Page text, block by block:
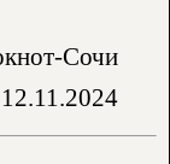
Сочи
12.11.2024